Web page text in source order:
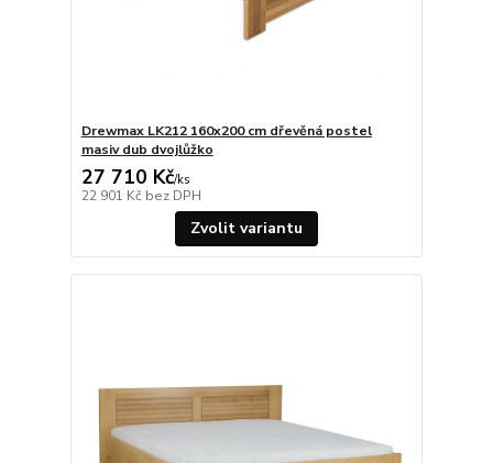
Drewmax LK212 160x200 cm dřevěná postel
masiv dub dvojlůžko
27 710 Kč/ks
22 901 Kč bez DPH
Zvolit variantu